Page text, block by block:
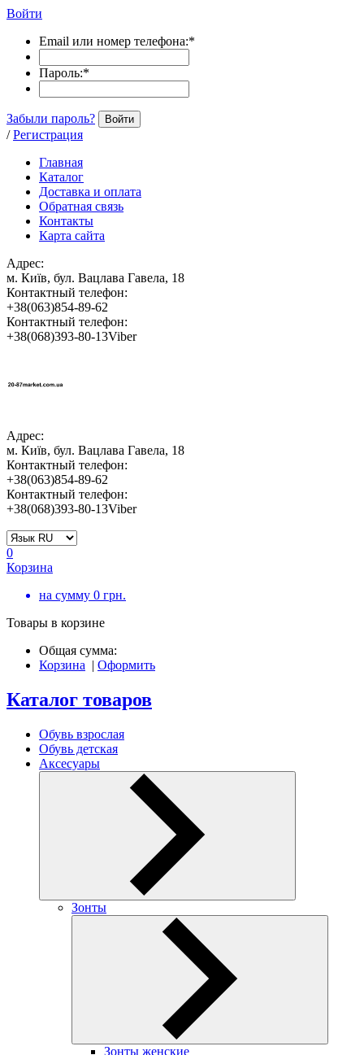
Войти
Email или номер телефона:*
Пароль:*
Забыли пароль? Войти
/ Регистрация
Главная
Каталог
Доставка и оплата
Обратная связь
Контакты
Карта сайта
Адрес:
м. Київ, бул. Вацлава Гавела, 18
Контактный телефон:
+38(063)854-89-62
Контактный телефон:
+38(068)393-80-13Viber
Адрес:
м. Київ, бул. Вацлава Гавела, 18
Контактный телефон:
+38(063)854-89-62
Контактный телефон:
+38(068)393-80-13Viber
0
Корзина
на сумму 0 грн.
Товары в корзине
Общая сумма:
Корзина | Оформить
Каталог товаров
Обувь взрослая
Обувь детская
Аксесуары
Зонты
Зонты женские